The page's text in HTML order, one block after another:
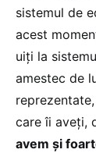
sistemul de
acest
uiți la
amestec de
care îi aveți,
avem și